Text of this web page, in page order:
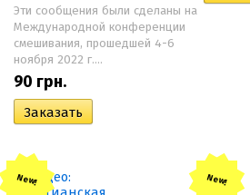
Эти сообщения были сделаны на
Международной конференции
смешивания, прошедшей 4-6
ноября 2022 г....
90 грн.
New! New!